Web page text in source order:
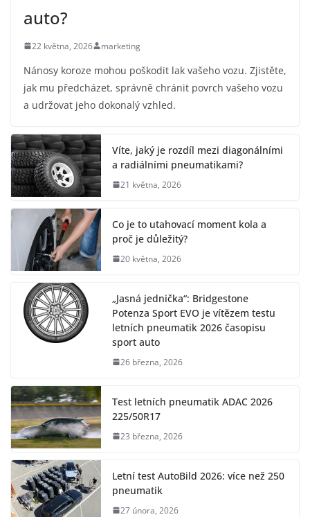
auto?
22 května, 2026 marketing
Nánosy koroze mohou poškodit lak vašeho vozu. Zjistěte,
jak mu předcházet, správně chránit povrch vašeho vozu
a udržovat jeho dokonalý vzhled.
Víte, jaký je rozdíl mezi diagonálními
a radiálními pneumatikami?
21 května, 2026
Co je to utahovací moment kola a
proč je důležitý?
20 května, 2026
„Jasná jednička“: Bridgestone
Potenza Sport EVO je vítězem testu
letních pneumatik 2026 časopisu
sport auto
26 března, 2026
Test letních pneumatik ADAC 2026
225/50R17
23 března, 2026
Letní test AutoBild 2026: více než 250
pneumatik
27 února, 2026